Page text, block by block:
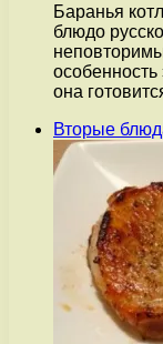
Баранья
блюдо
особенность
она
Вторые